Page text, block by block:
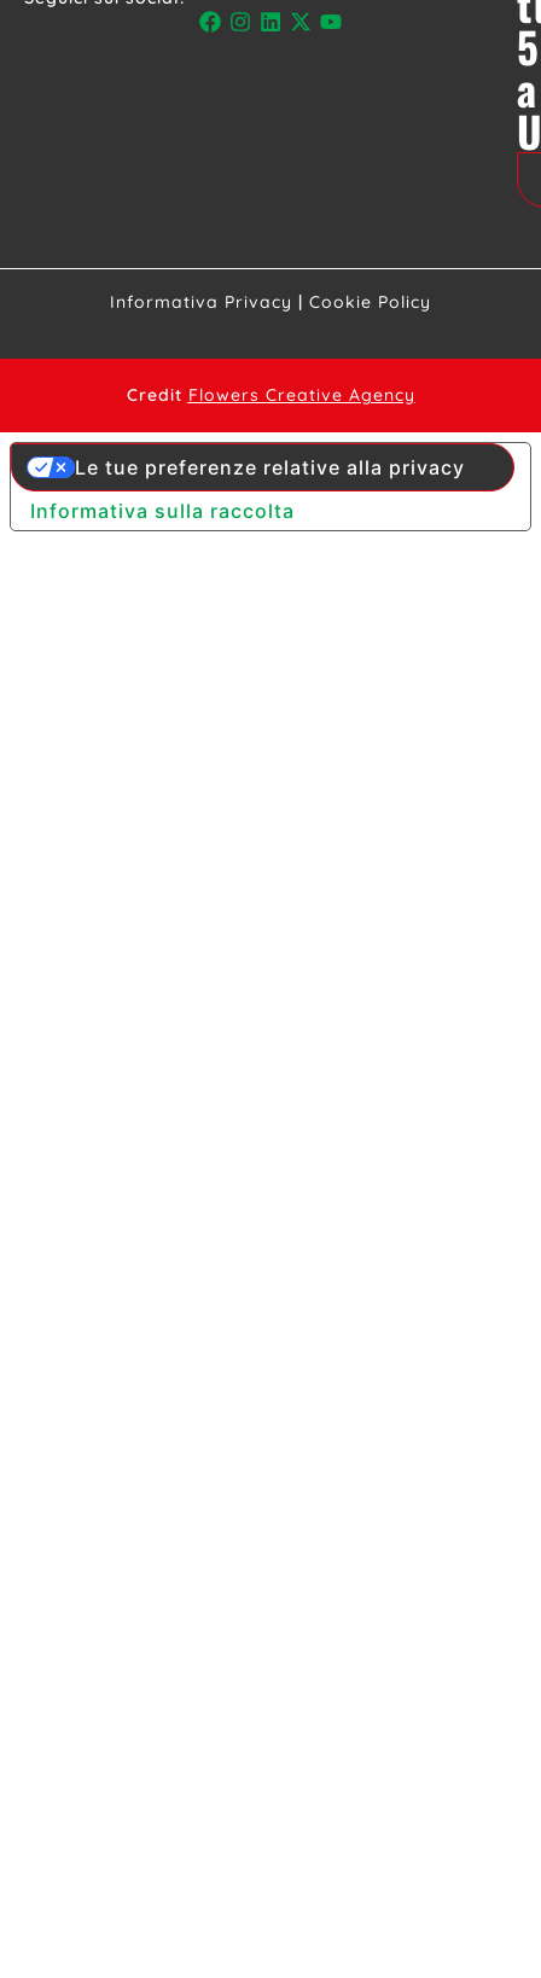
a
Informativa Privacy | Cookie Policy
Credit Flowers Creative Agency
Informativa sulla raccolta
Le tue preferenze relative alla privacy